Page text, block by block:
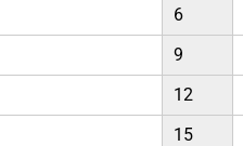
6
9
12
15